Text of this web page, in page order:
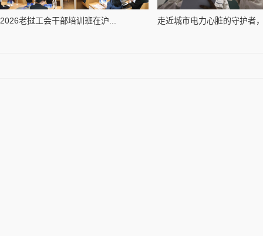
​2026老挝工会干部培训班在沪... 走近城市电力心脏的守护者